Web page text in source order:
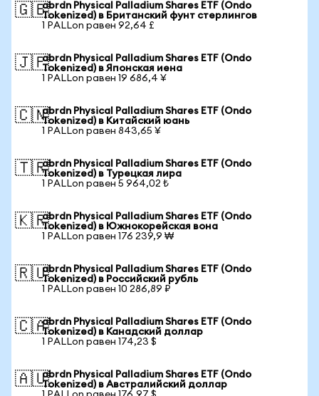
🇬🇧abrdn Physical Palladium Shares ETF (Ondo
Tokenized) в Британский фунт стерлингов
1 PALLon равен 92,64 £
🇯🇵abrdn Physical Palladium Shares ETF (Ondo
Tokenized) в Японская иена
1 PALLon равен 19 686,4 ¥
🇨🇳abrdn Physical Palladium Shares ETF (Ondo
Tokenized) в Китайский юань
1 PALLon равен 843,65 ¥
🇹🇷abrdn Physical Palladium Shares ETF (Ondo
Tokenized) в Турецкая лира
1 PALLon равен 5 964,02 ₺
🇰🇷abrdn Physical Palladium Shares ETF (Ondo
Tokenized) в Южнокорейская вона
1 PALLon равен 176 239,9 ₩
🇷🇺abrdn Physical Palladium Shares ETF (Ondo
Tokenized) в Российский рубль
1 PALLon равен 10 286,89 ₽
🇨🇦abrdn Physical Palladium Shares ETF (Ondo
Tokenized) в Канадский доллар
1 PALLon равен 174,23 $
🇦🇺abrdn Physical Palladium Shares ETF (Ondo
Tokenized) в Австралийский доллар